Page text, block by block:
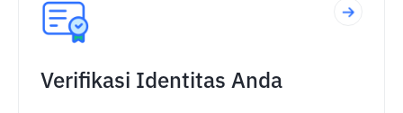
Verifikasi Identitas Anda